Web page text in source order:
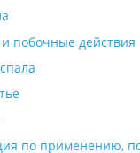
побочные действия
по применению,